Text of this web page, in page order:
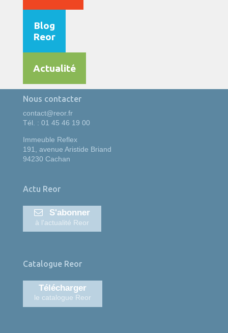
Blog
Reor
Actualité
Nous contacter
contact@reor.fr
Tél. : 01 45 46 19 00
Immeuble Reflex
191, avenue Aristide Briand
94230 Cachan
Actu Reor
S'abonner
à l'actualité Reor
Catalogue Reor
Télécharger
le catalogue Reor